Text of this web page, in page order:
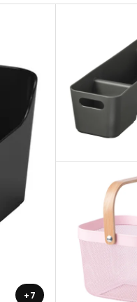
+7